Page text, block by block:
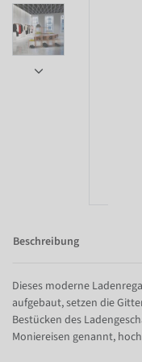
Beschreibung
Dieses moderne
aufgebaut, setzen die
Bestücken des
Moniereisen genannt,